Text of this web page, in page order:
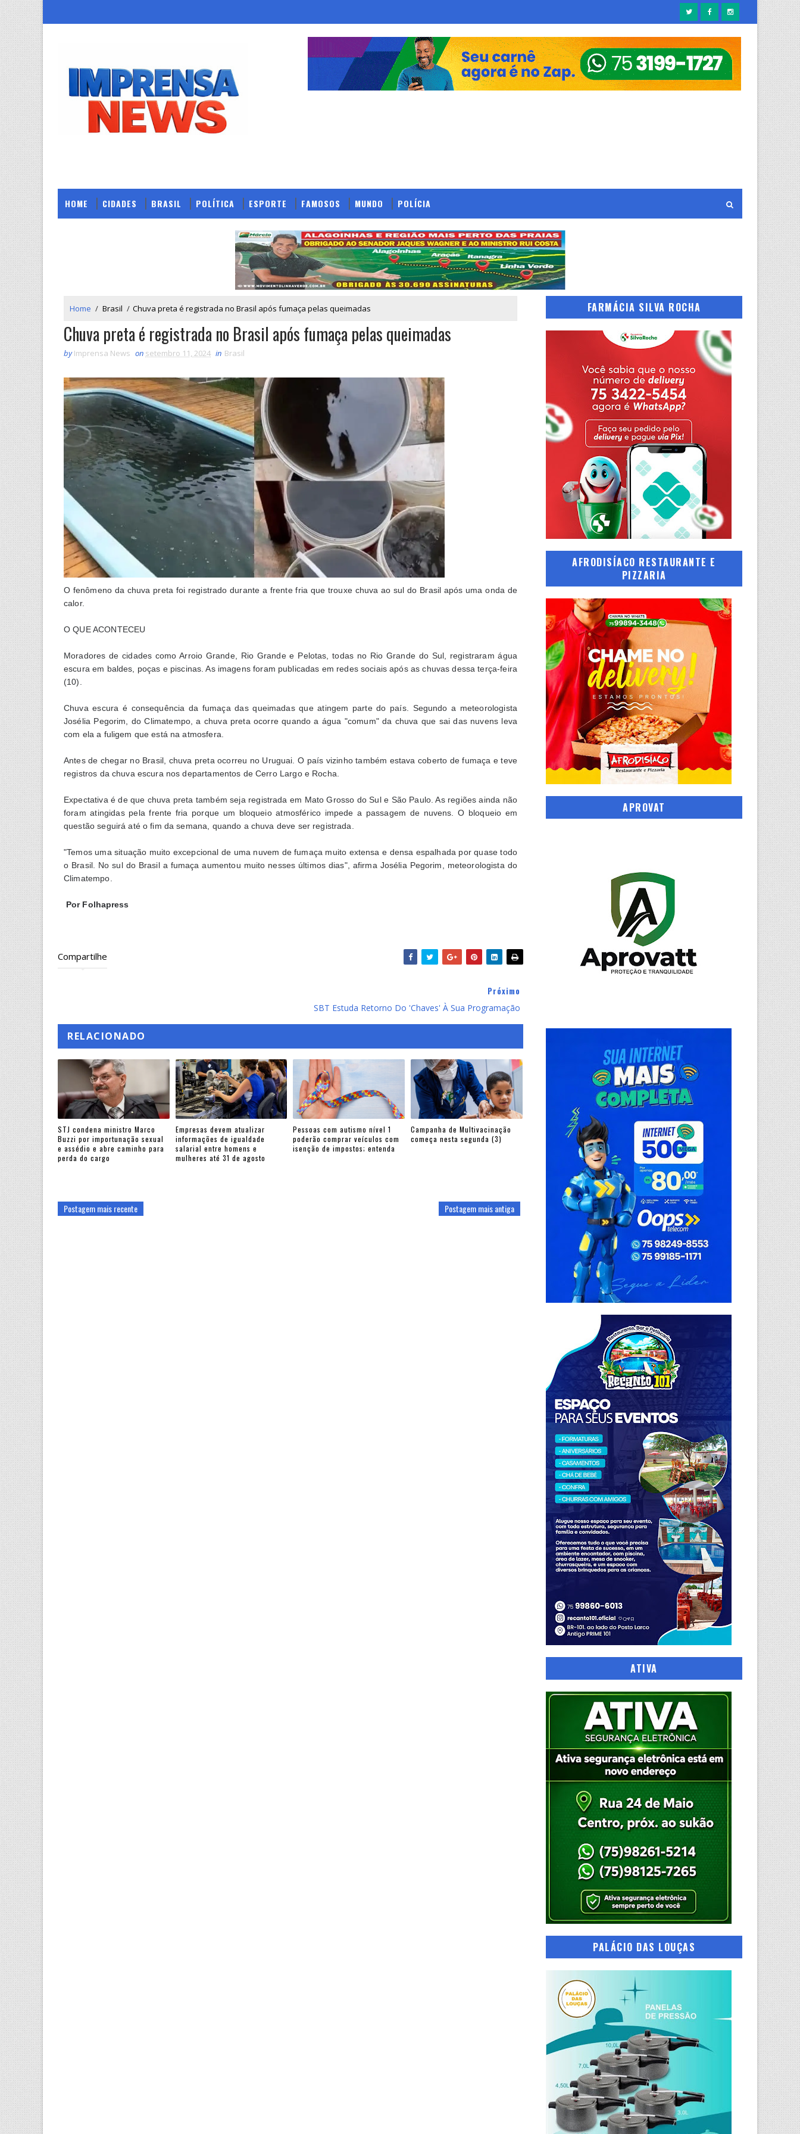
HOME CIDADES BRASIL POLÍTICA ESPORTE FAMOSOS MUNDO POLÍCIA
Home / Brasil / Chuva preta é registrada no Brasil após fumaça pelas queimadas
Chuva preta é registrada no Brasil após fumaça pelas queimadas
by Imprensa News on setembro 11, 2024 in Brasil
O fenômeno da chuva preta foi registrado durante a frente fria que trouxe chuva ao sul do Brasil após uma onda de
calor.
O QUE ACONTECEU
Moradores de cidades como Arroio Grande, Rio Grande e Pelotas, todas no Rio Grande do Sul, registraram água
escura em baldes, poças e piscinas. As imagens foram publicadas em redes sociais após as chuvas dessa terça-feira
(10).
Chuva escura é consequência da fumaça das queimadas que atingem parte do país. Segundo a meteorologista
Josélia Pegorim, do Climatempo, a chuva preta ocorre quando a água "comum" da chuva que sai das nuvens leva
com ela a fuligem que está na atmosfera.
Antes de chegar no Brasil, chuva preta ocorreu no Uruguai. O país vizinho também estava coberto de fumaça e teve
registros da chuva escura nos departamentos de Cerro Largo e Rocha.
Expectativa é de que chuva preta também seja registrada em Mato Grosso do Sul e São Paulo. As regiões ainda não
foram atingidas pela frente fria porque um bloqueio atmosférico impede a passagem de nuvens. O bloqueio em
questão seguirá até o fim da semana, quando a chuva deve ser registrada.
"Temos uma situação muito excepcional de uma nuvem de fumaça muito extensa e densa espalhada por quase todo
o Brasil. No sul do Brasil a fumaça aumentou muito nesses últimos dias", afirma Josélia Pegorim, meteorologista do
Climatempo.
Por Folhapress
Compartilhe
Próximo
SBT Estuda Retorno Do 'Chaves' À Sua Programação
RELACIONADO
STJ condena ministro Marco
Buzzi por importunação sexual
e assédio e abre caminho para
perda do cargo
Empresas devem atualizar
informações de igualdade
salarial entre homens e
mulheres até 31 de agosto
Pessoas com autismo nível 1
poderão comprar veículos com
isenção de impostos; entenda
Campanha de Multivacinação
começa nesta segunda (3)
Postagem mais recente Postagem mais antiga
FARMÁCIA SILVA ROCHA
AFRODISÍACO RESTAURANTE E
PIZZARIA
APROVAT
ATIVA
PALÁCIO DAS LOUÇAS